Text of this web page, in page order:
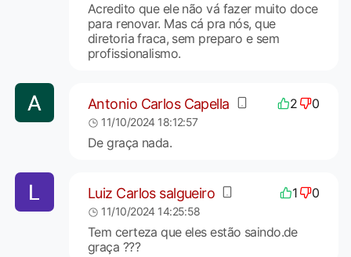
Acredito que ele não vá fazer muito doce
para renovar. Mas cá pra nós, que
diretoria fraca, sem preparo e sem
profissionalismo.
Antonio Carlos Capella 2 0
11/10/2024 18:12:57
De graça nada.
Luiz Carlos salgueiro 1 0
11/10/2024 14:25:58
Tem certeza que eles estão saindo.de
graça ???